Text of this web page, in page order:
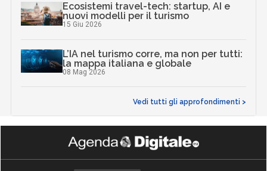
Ecosistemi travel-tech: startup, AI e
nuovi modelli per il turismo
15 Giu 2026
L’IA nel turismo corre, ma non per tutti:
la mappa italiana e globale
08 Mag 2026
Vedi tutti gli approfondimenti >